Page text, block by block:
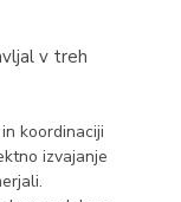
v treh
koordinaciji
izvajanje